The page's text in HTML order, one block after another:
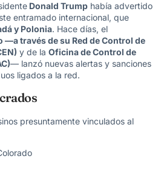
Donald Trump había advertido
entramado internacional, que
y Polonia. Hace días, el
—a través de su Red de Control de
y de la Oficina de Control de
— lanzó nuevas alertas y sanciones
ligados a la red.
presuntamente vinculados al